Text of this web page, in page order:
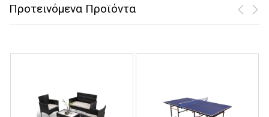
Προτεινόμενα Προϊόντα